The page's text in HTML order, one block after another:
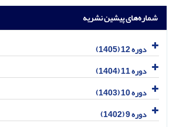
شماره‌های پیشین نشریه
دوره 12 (1405)
دوره 11 (1404)
دوره 10 (1403)
دوره 9 (1402)